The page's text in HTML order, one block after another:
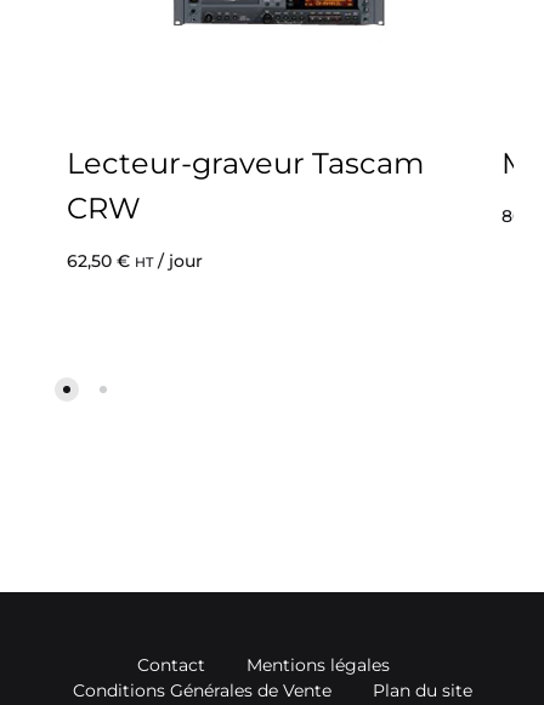
Lecteur-graveur Tascam
CRW
62,50 € HT/ jour
Contact
Mentions légales
Conditions Générales de Vente
Plan du site